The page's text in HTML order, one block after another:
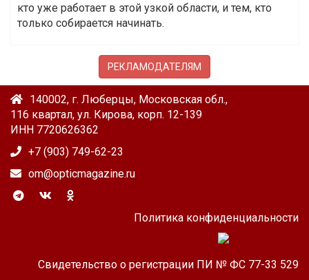
кто уже работает в этой узкой области, и тем, кто
только собирается начинать.
РЕКЛАМОДАТЕЛЯМ
140002, г. Люберцы, Московская обл.,
116 квартал, ул. Кирова, корп. 12-139
ИНН 7720626362
+7 (903) 749-62-23
om@opticmagazine.ru
Политика конфиденциальности
Свидетельство о регистрации ПИ № ФС 77-33 529